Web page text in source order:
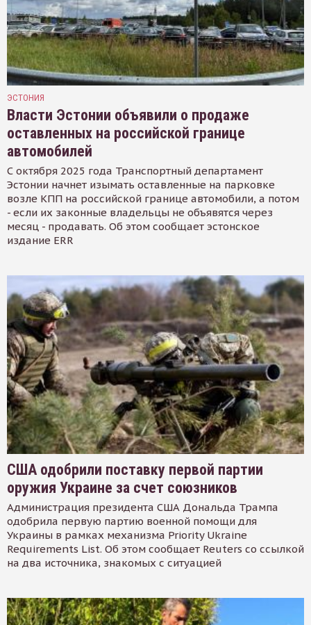
ЭСТОНИЯ
Власти Эстонии объявили о продаже
оставленных на российской границе
автомобилей
С октября 2025 года Транспортный департамент
Эстонии начнет изымать оставленные на парковке
возле КПП на российской границе автомобили, а потом
- если их законные владельцы не объявятся через
месяц - продавать. Об этом сообщает эстонское
издание ERR
США одобрили поставку первой партии
оружия Украине за счет союзников
Администрация президента США Дональда Трампа
одобрила первую партию военной помощи для
Украины в рамках механизма Priority Ukraine
Requirements List. Об этом сообщает Reuters со ссылкой
на два источника, знакомых с ситуацией